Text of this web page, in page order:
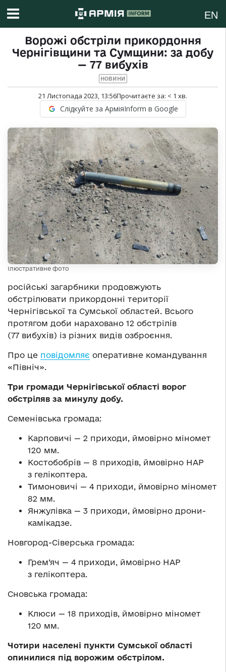
EN
Ворожі обстріли прикордоння
Чернігівщини та Сумщини: за добу
— 77 вибухів
НОВИНИ
21 Листопада 2023, 13:56Прочитаєте за: < 1 хв.
Слідкуйте за АрміяInform в Google
Ілюстративне фото
російські загарбники продовжують
обстрілювати прикордонні території
Чернігівської та Сумської областей. Всього
протягом доби нараховано 12 обстрілів
(77 вибухів) із різних видів озброєння.
Про це повідомляє оперативне командування
«Північ».
Три громади Чернігівської області ворог
обстріляв за минулу добу.
Семенівська громада:
Карповичі — 2 приходи, ймовірно міномет
120 мм.
Костобобрів — 8 приходів, ймовірно НАР
з гелікоптера.
Тимоновичі — 4 приходи, ймовірно міномет
82 мм.
Янжулівка — 3 приходи, ймовірно дрони-
камікадзе.
Новгород-Сіверська громада:
Грем’яч — 4 приходи, ймовірно НАР
з гелікоптера.
Сновська громада:
Клюси — 18 приходів, ймовірно міномет
120 мм.
Чотири населені пункти Сумської області
опинилися під ворожим обстрілом.